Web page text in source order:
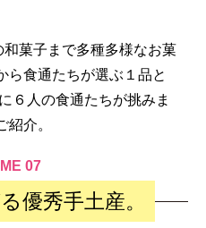
菓子まで多種多様なお菓
ら食通たちが選ぶ１品と
６人の食通たちが挑みま
介。
07
優秀手土産。